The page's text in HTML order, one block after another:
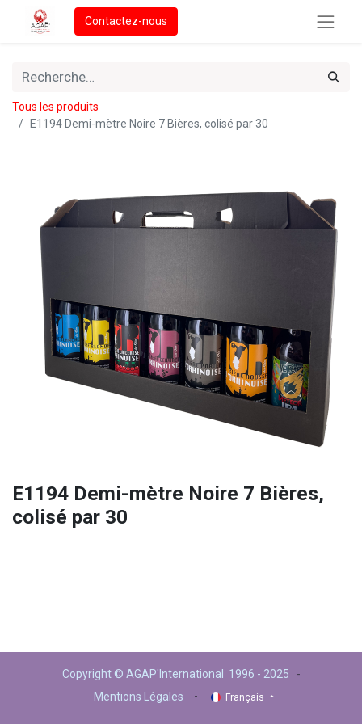
Contactez-nous
Tous les produits
E1194 Demi-mètre Noire 7 Bières, colisé par 30
E1194 Demi-mètre Noire 7 Bières,
colisé par 30
Copyright © AGAP'International 1996 - 2025 -
Mentions Légales
- Français